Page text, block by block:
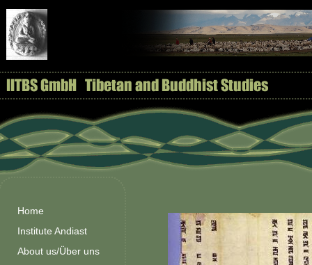
Home
Institute Andiast
About us/Über uns